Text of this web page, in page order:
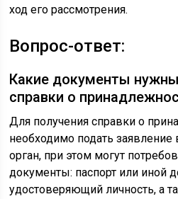
ход его рассмотрения.
Вопрос-ответ:
Какие документы
справки о
Для получения справки о
необходимо подать
орган, при этом могут
документы: паспорт или иной
удостоверяющий личность, а